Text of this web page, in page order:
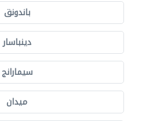
باندونق
دينباسار
سيمارانج
ميدان